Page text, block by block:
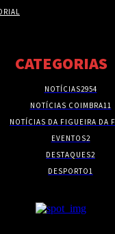
CATEGORIAS
NOTÍCIAS2954
NOTÍCIAS COIMBRA11
NOTÍCIAS DA FIGUEIRA DA
EVENTOS2
DESTAQUES2
DESPORTO1